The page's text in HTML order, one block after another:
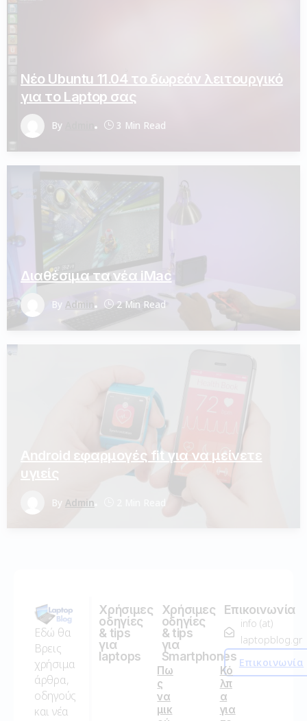
Νέο Ubuntu 11.04 το δωρεάν λειτουργικό
για το Laptop σας
By 3 Min Read
Διαθέσιμα τα νέα iMac
By Admin 2 Min Read
Android εφαρμογές fit για να μείνετε
υγιείς
By Admin
Εδώ θα
Βρεις
χρήσιμα
άρθρα,
οδηγούς
και νέα
Χρήσιμες
οδηγίες
& tips
για
laptops
Πω
ς
να
μικ
Χρήσιμες
οδηγίες
& tips
για
Smartphones
Κό
λπ
α
για
Επικοινωνία
info (at)
laptopblog.gr
Επικοινωνία